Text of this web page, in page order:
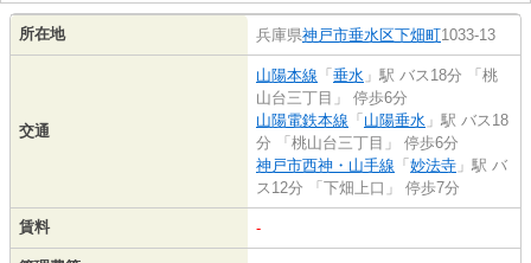
所在地 兵庫県神戸市垂水区下畑町1033-13
交通
山陽本線 「 垂水 」駅 バス18分 「桃
山台三丁目」 停歩6分
山陽電鉄本線 「 山陽垂水 」駅 バス18
分 「桃山台三丁目」 停歩6分
神戸市西神・山手線 「 妙法寺 」駅 バ
ス12分 「下畑上口」 停歩7分
賃料 -